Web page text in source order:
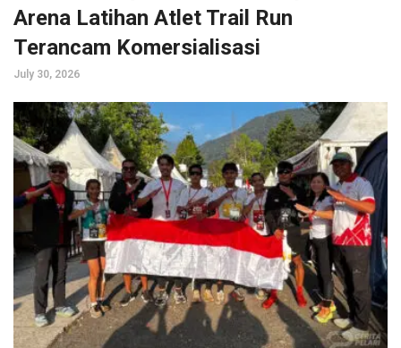
Arena Latihan Atlet Trail Run
Terancam Komersialisasi
July 30, 2026